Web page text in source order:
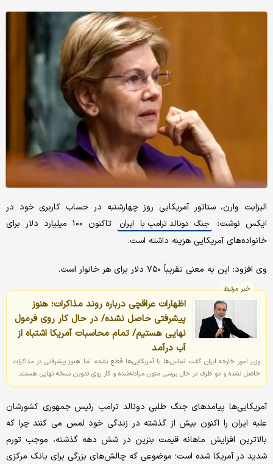
الیزابت وارن، سناتور آمریکایی روز چهارشنبه در حساب کاربری خود در
ایکس نوشت:
جنگ دونالد ترامپ با ایران
تاکنون ۱۰۰ میلیارد دلار برای
خانواده‌های آمریکایی هزینه داشته است.
وی افزود: این به معنی تقریباً ۷۵۰ دلار برای هر خانوار است.
خبر مرتبط
اظهارات عراقچی درباره روند مذاکرات؛ هنوز
پیشرفتی حاصل نشده/ در حال کار روی فرمول
نهایی هستیم/ تمام محاسبات آمریکا اشتباه از
آب درآمد
وزیر امور خارجه ایران گفت: تماس‌ها با آمریکایی‌ها قطع نشده، اما هنوز پیشرفتی در مذاکرات
حاصل نشده و دو طرف در حال بررسی متون مبادله‌شده و کار روی تدوین نسخه نهایی هستند.
آمریکایی‌ها پیامدهای جنگ طلبی دونالد ترامپ رئیس جمهوری کشورشان
علیه ایران را اکنون بیش از گذشته در زندگی خود لمس می کنند چرا که
بالاترین افزایش ماهانه قیمت بنزین در شش دهه گذشته، موجب تورم
شدید در آمریکا شده است؛ موضوعی که چالش‌های بزرگی برای بانک مرکزی